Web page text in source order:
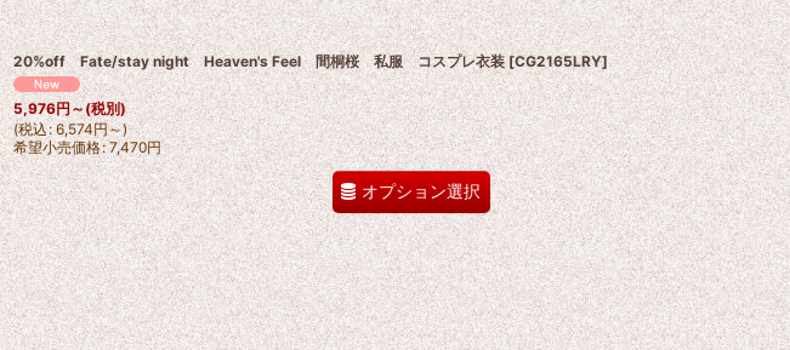
20%off Fate/stay night Heaven's Feel 間桐桜 私服 コスプレ衣装 [CG2165LRY]
5,976円～(税別)
(税込: 6,574円 ～)
希望小売価格: 7,470円
オプション選択